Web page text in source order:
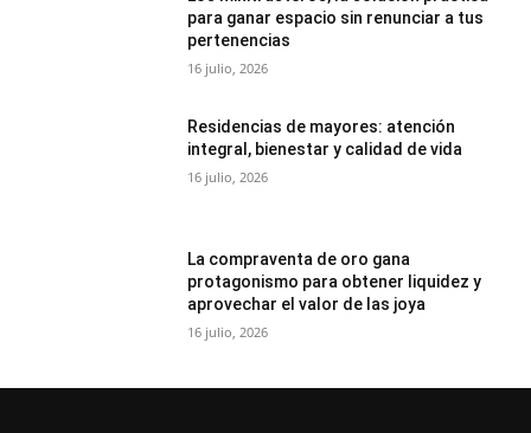
para ganar espacio sin renunciar a tus
pertenencias
16 julio, 2026
Residencias de mayores: atención
integral, bienestar y calidad de vida
16 julio, 2026
La compraventa de oro gana
protagonismo para obtener liquidez y
aprovechar el valor de las joya
16 julio, 2026